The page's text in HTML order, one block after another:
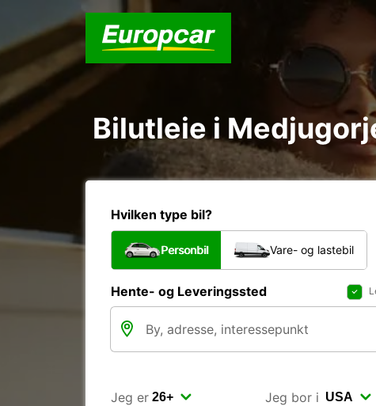
Bilutleie i
Hvilken type bil?
Personbil Vare- og lastebil
Hente- og Leveringssted
Jeg er Jeg bor i